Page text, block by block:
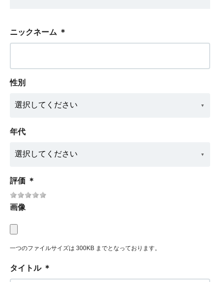
ニックネーム ＊
性別
年代
評価 ＊
画像
一つのファイルサイズは 300KB までとなっております。
タイトル ＊